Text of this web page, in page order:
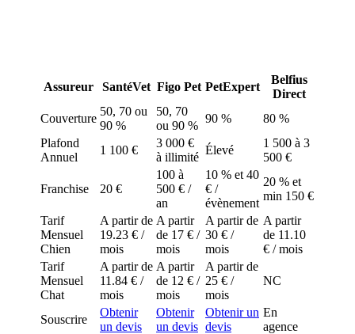
Assureur SantéVet Figo Pet PetExpert
Belfius
Direct
Couverture
50, 70 ou
90 %
50, 70
ou 90 %
90 %
80 %
Plafond
Annuel
1 100 €
3 000 €
à illimité
Élevé
1 500 à 3
500 €
Franchise 20 €
100 à
500 € /
an
10 % et 40
€ /
évènement
20 % et
min 150 €
Tarif
Mensuel
Chien
A partir de
19.23 € /
mois
A partir
de 17 € /
mois
A partir de
30 € /
mois
A partir
de 11.10
€ / mois
Tarif
Mensuel
Chat
A partir de
11.84 € /
mois
A partir
de 12 € /
mois
A partir de
25 € /
mois
NC
Souscrire
Obtenir
un devis
Obtenir
un devis
Obtenir un
devis
En
agence